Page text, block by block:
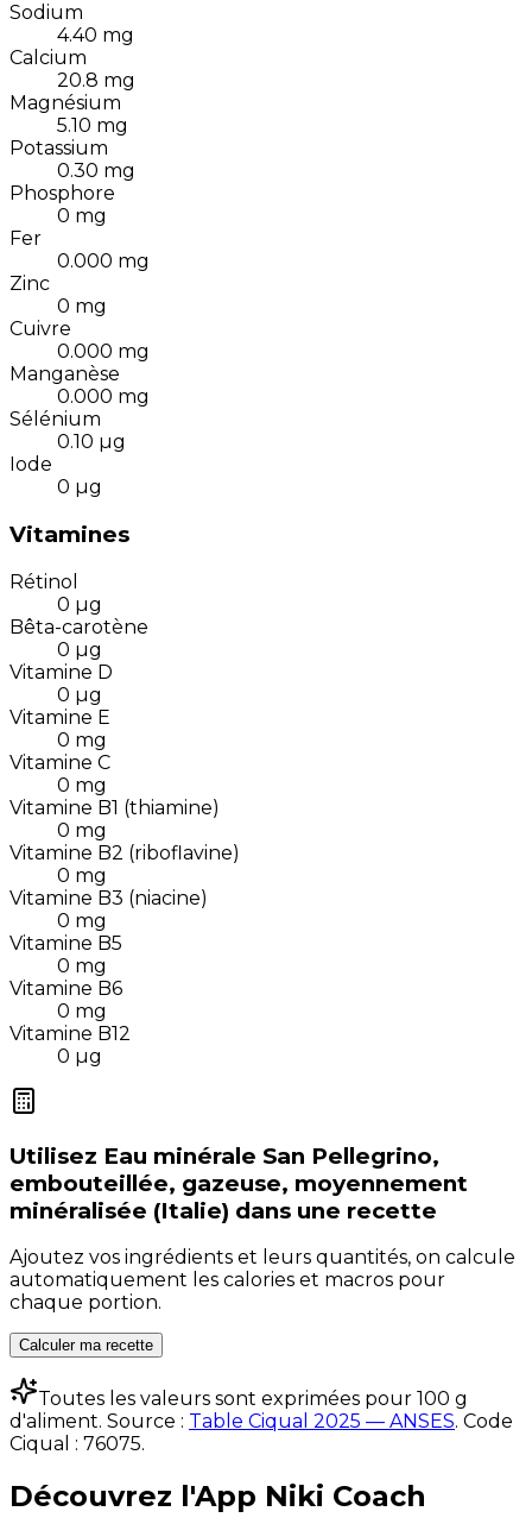
Sodium
4.40 mg
Calcium
20.8 mg
Magnésium
5.10 mg
Potassium
0.30 mg
Phosphore
0 mg
Fer
0.000 mg
Zinc
0 mg
Cuivre
0.000 mg
Manganèse
0.000 mg
Sélénium
0.10 µg
Iode
0 µg
Vitamines
Rétinol
0 µg
Bêta-carotène
0 µg
Vitamine D
0 µg
Vitamine E
0 mg
Vitamine C
0 mg
Vitamine B1 (thiamine)
0 mg
Vitamine B2 (riboflavine)
0 mg
Vitamine B3 (niacine)
0 mg
Vitamine B5
0 mg
Vitamine B6
0 mg
Vitamine B12
0 µg
Utilisez Eau minérale San Pellegrino,
embouteillée, gazeuse, moyennement
minéralisée (Italie) dans une recette
Ajoutez vos ingrédients et leurs quantités, on calcule
automatiquement les calories et macros pour
chaque portion.
Calculer ma recette
Toutes les valeurs sont exprimées pour 100 g
d'aliment. Source : Table Ciqual 2025 — ANSES. Code
Ciqual : 76075.
Découvrez l'App Niki Coach